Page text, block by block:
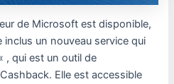
de Microsoft est disponible,
inclus un nouveau service qui
, qui est un outil de
Elle est accessible